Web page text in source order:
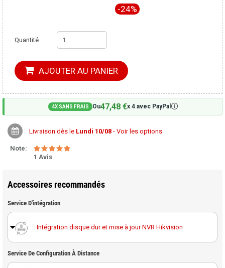
-24%
Quantité
AJOUTER AU PANIER
4X SANS FRAIS Ou47,48 €x 4 avec PayPal 🛈
Livraison dès le Lundi 10/08 - Voir les options
Note:
1 Avis
Accessoires recommandés
Service D'intégration
Intégration disque dur et mise à jour NVR Hikvision
Service De Configuration À Distance